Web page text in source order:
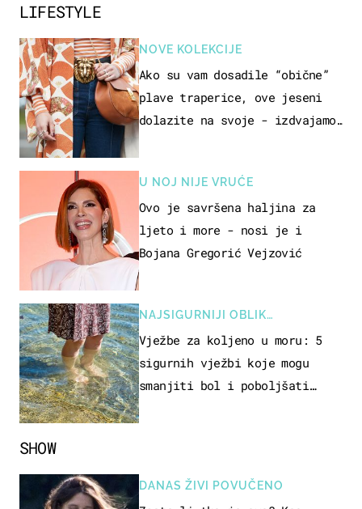
SHOW
DANAS ŽIVI POVUČENO
LIFESTYLE
NOVE KOLEKCIJE
Ako su vam dosadile “obične”
plave traperice, ove jeseni
dolazite na svoje - izdvajamo
U NOJ NIJE VRUĆE
Ovo je savršena haljina za
ljeto i more - nosi je i
Bojana Gregorić Vejzović
NAJSIGURNIJI OBLIK
REKREACIJE
Vježbe za koljeno u moru: 5
sigurnih vježbi koje mogu
smanjiti bol i poboljšati